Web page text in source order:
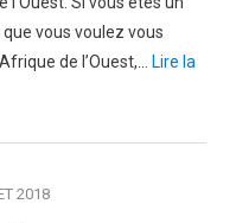
vous voulez vous
de l’Ouest,…
Lire la
2018